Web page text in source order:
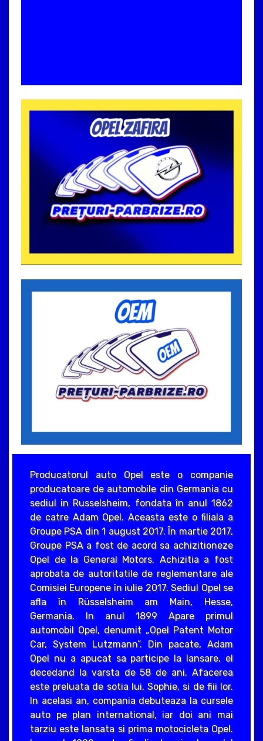
Producatorul auto Opel este o companie
producatoare de automobile din Germania cu
sediul in Russelsheim, fondata în anul 1862
de catre Adam Opel. Aceasta este o filiala a
Groupe PSA din 1 august 2017. În martie 2017,
Groupe PSA a fost de acord sa achizitioneze
Opel de la General Motors. Achizitia a fost
aprobata de autoritatile de reglementare ale
Comisiei Europene în iulie 2017. Sediul Opel se
afla în Rüsselsheim am Main, Hesse,
Germania. In anul 1899 Apare primul
automobil Opel, denumit „Opel Patent Motor
Car, System Lutzmann”. Din pacate, Adam
Opel nu a apucat sa participe la lansare, el
decedand la varsta de 58 de ani. Afacerea
este preluata de sotia lui, Sophie, si de fiii lor.
In acelasi an, compania debuteaza la cursele
auto pe plan international, iar doi ani mai
tarziu este lansata si prima motocicleta Opel.